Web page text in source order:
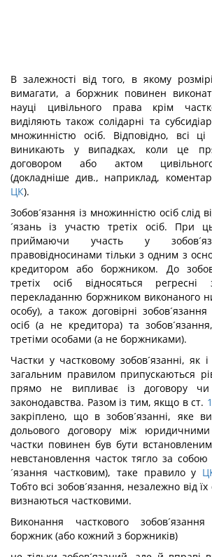
В залежності від того, в якому
вимагати, а боржник повинен
науці цивільного права крім
виділяють також солідарні та
множинністю осіб. Відповідно, всі
виникають у випадках, коли це
договором або актом
(докладніше див., наприклад,
ЦК).
Зобов´язання із множинністю осіб слід
´язань із участю третіх осіб. При
приймаючи участь у
правовідносинами тільки з одним з
кредитором або боржником. До
третіх осіб відносяться регресні
перекладанню боржником виконаного
особу), а також договірні
осіб (а не кредитора) та
третіми особами (а не боржниками).
Частки у частковому зобов´язанні, як і
загальним правилом припускаються
прямо не випливає із договору чи
законодавства. Разом із тим, якщо в ст.
закріплено, що в зобов´язанні, яке
дольового договору між
частки повинен був бути
невстановлення часток тягло за
´язання частковим), таке правило у
Тобто всі зобов´язання, незалежно від їх
визнаються частковими.
Виконання часткового
боржник (або кожний з боржників)